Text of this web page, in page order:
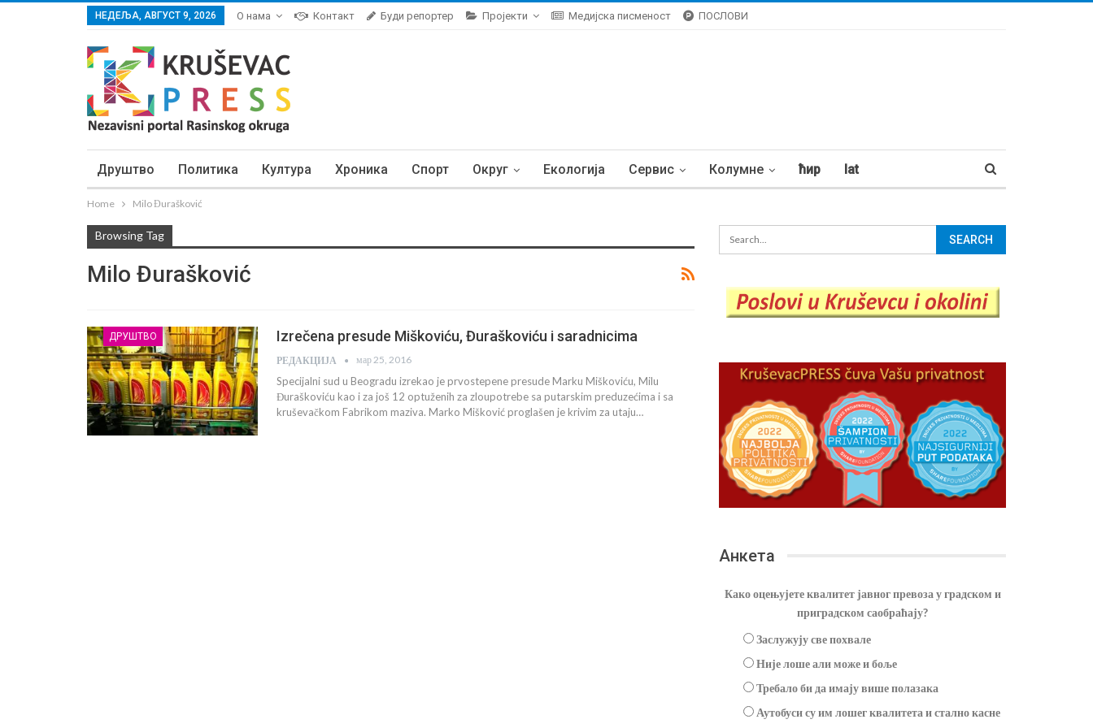
НЕДЕЉА, АВГУСТ 9, 2026 О нама Контакт Буди репортер Пројекти Медијска писменост ПОСЛОВИ
Друштво Политика Култура Хроника Спорт Округ Екологија Сервис Колумне ћир lat
Home Milo Đurašković
Browsing Tag
Milo Đurašković
ДРУШТВО Izrečena presude Miškoviću, Đuraškoviću i saradnicima
РЕДАКЦИЈА мар 25, 2016
Specijalni sud u Beogradu izrekao je prvostepene presude Marku Miškoviću, Milu
Đuraškoviću kao i za još 12 optuženih za zloupotrebe sa putarskim preduzećima i sa
kruševačkom Fabrikom maziva. Marko Mišković proglašen je krivim za utaju…
Анкета
Како оцењујете квалитет јавног превоза у градском и
приградском саобраћају?
Заслужују све похвале
Није лоше али може и боље
Требало би да имају више полазака
Аутобуси су им лошег квалитета и стално касне